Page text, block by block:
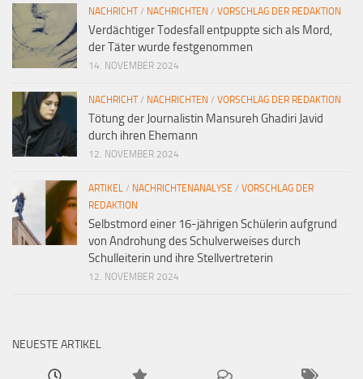
NACHRICHT/ NACHRICHTEN / VORSCHLAG DER REDAKTION
Verdächtiger Todesfall entpuppte sich als Mord,
der Täter wurde festgenommen
14. NOVEMBER 2024
NACHRICHT/ NACHRICHTEN / VORSCHLAG DER REDAKTION
Tötung der Journalistin Mansureh Ghadiri Javid
durch ihren Ehemann
12. NOVEMBER 2024
ARTIKEL / NACHRICHTENANALYSE / VORSCHLAG DER
REDAKTION
Selbstmord einer 16-jährigen Schülerin aufgrund
von Androhung des Schulverweises durch
Schulleiterin und ihre Stellvertreterin
12. NOVEMBER 2024
NEUESTE ARTIKEL